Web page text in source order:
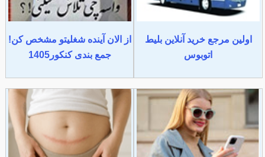
اولین مرجع خرید آنلاین بلیط
اتوبوس
از الان آینده شغلیتو مشخص کن!
جمع بندی کنکور1405